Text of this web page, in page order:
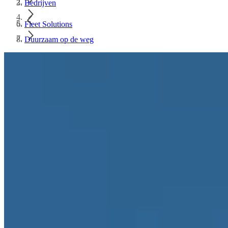
Bedrijven
Fleet Solutions
Duurzaam op de weg